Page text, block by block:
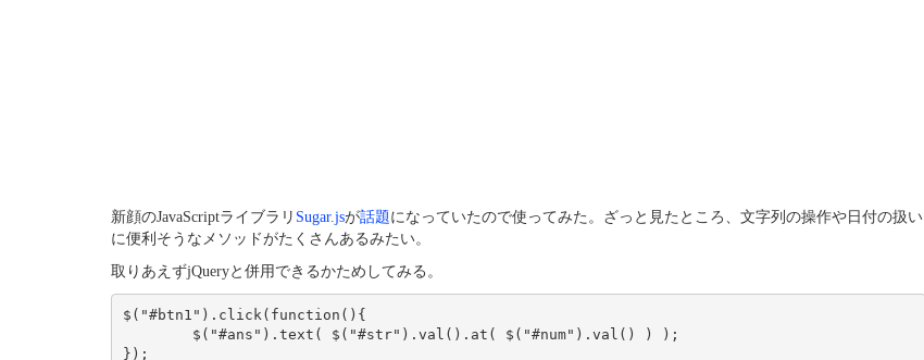
新顔のJavaScriptライブラリ Sugar.jsが話題になっていたので使ってみた。ざっと見たところ、文字列の操作や日付の扱い
に便利そうなメソッドがたくさんあるみたい。
取りあえずjQueryと併用できるかためしてみる。
$("#btn1").click(function(){